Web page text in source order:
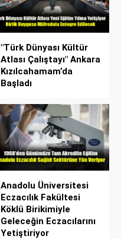
"Türk Dünyası Kültür
Atlası Çalıştayı" Ankara
Kızılcahamam’da
Başladı
Anadolu Üniversitesi
Eczacılık Fakültesi
Köklü Birikimiyle
Geleceğin Eczacılarını
Yetiştiriyor